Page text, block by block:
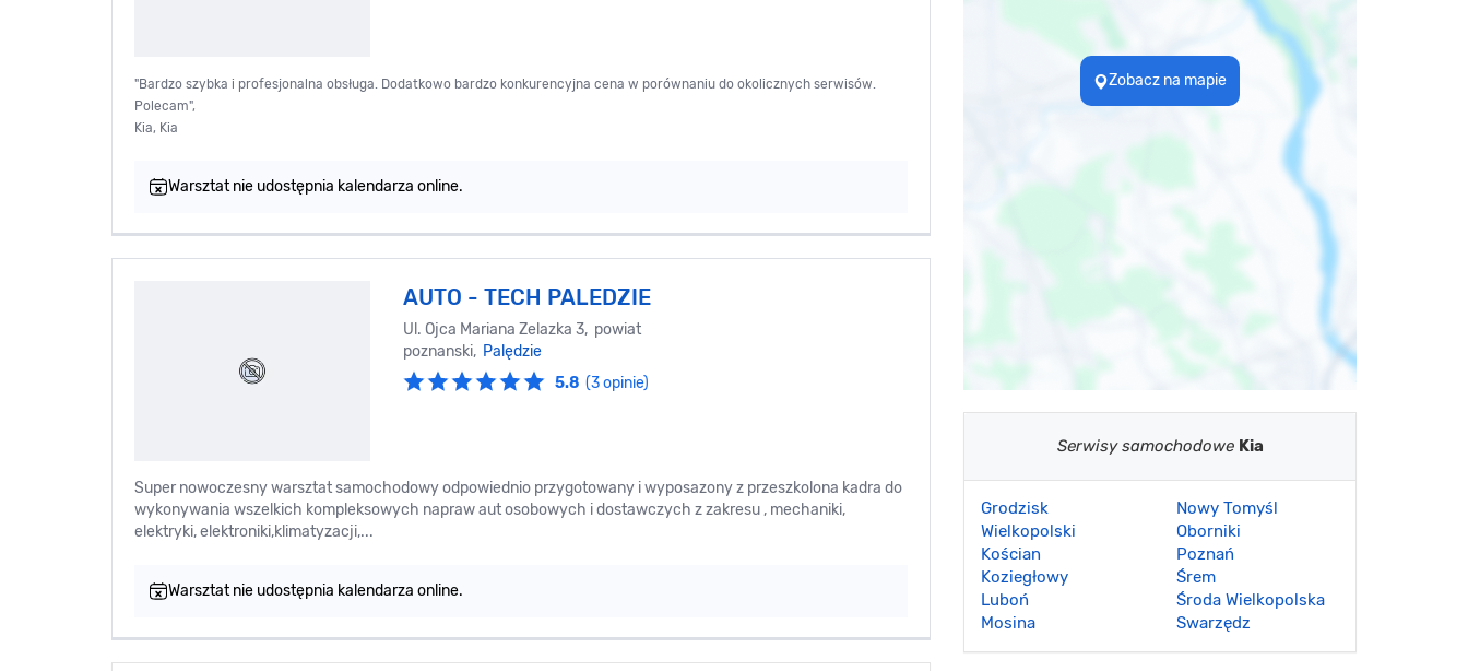
"Bardzo szybka i profesjonalna obsługa. Dodatkowo bardzo konkurencyjna cena w porównaniu do okolicznych serwisów.
Polecam",
Kia, Kia
Warsztat nie udostępnia kalendarza online.
AUTO - TECH PALEDZIE
Ul. Ojca Mariana Zelazka 3, powiat
poznanski, Palędzie
5.8 (3 opinie)
Super nowoczesny warsztat samochodowy odpowiednio przygotowany i wyposazony z przeszkolona kadra do
wykonywania wszelkich kompleksowych napraw aut osobowych i dostawczych z zakresu , mechaniki,
elektryki, elektroniki,klimatyzacji,...
Warsztat nie udostępnia kalendarza online.
Zobacz na mapie
Serwisy samochodowe Kia
Grodzisk
Wielkopolski
Kościan
Koziegłowy
Luboń
Mosina
Nowy Tomyśl
Oborniki
Poznań
Śrem
Środa Wielkopolska
Swarzędz